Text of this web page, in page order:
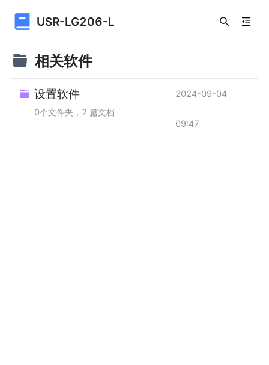
USR-LG206-L
相关软件
设置软件
0个文件夹，2 篇文档
2024-09-04
09:47